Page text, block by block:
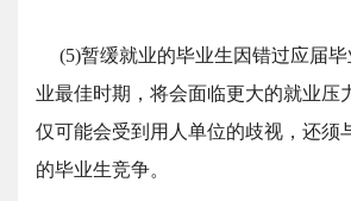
(5)暂缓就业的毕业生因错过应届
业最佳时期，将会面临更大的就业压
仅可能会受到用人单位的歧视，还须
的毕业生竞争。